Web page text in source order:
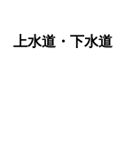
上水道・下水道